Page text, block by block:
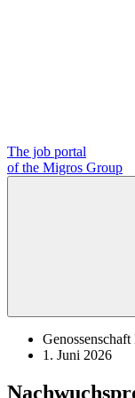
The job portal
of the Migros Group
1. Juni 2026